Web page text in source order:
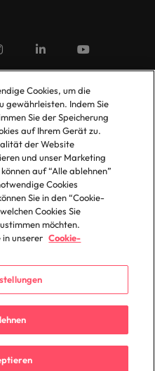
All Rights Reserved.
Cookies, um die
gewährleisten. Indem Sie
Sie der Speicherung
auf Ihrem Gerät zu.
der Website
und unser Marketing
auf “Alle ablehnen”
Cookies
Sie in den “Cookie-
Cookies Sie
möchten.
unserer Cookie-